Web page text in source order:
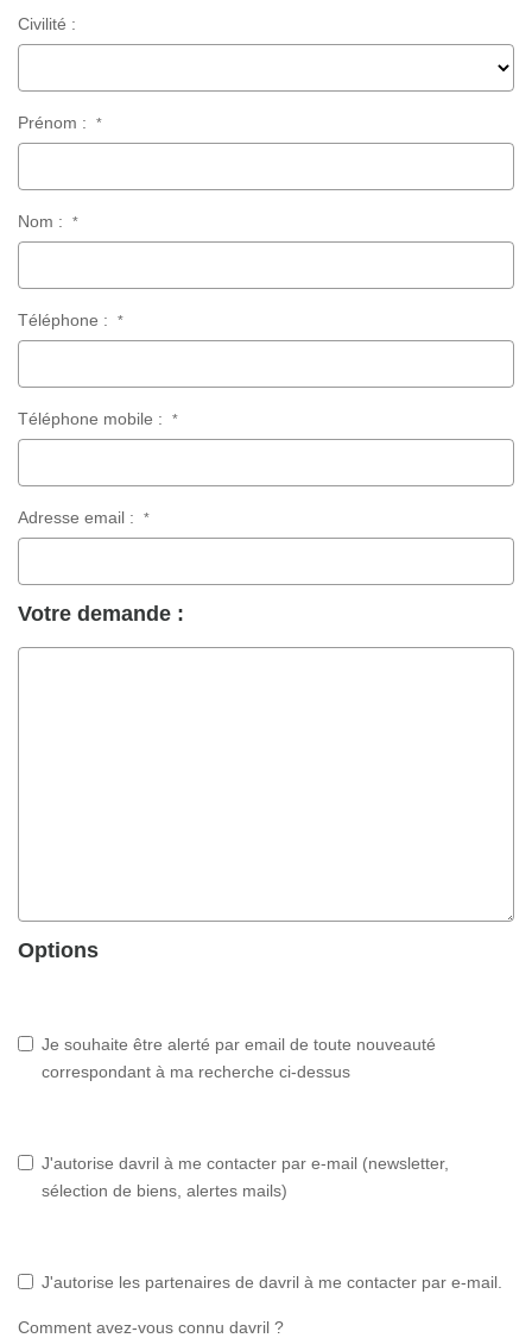
Civilité :
Prénom : *
Nom : *
Téléphone : *
Téléphone mobile : *
Adresse email : *
Votre demande :
Options
Je souhaite être alerté par email de toute nouveauté
correspondant à ma recherche ci-dessus
J'autorise davril à me contacter par e-mail (newsletter,
sélection de biens, alertes mails)
J'autorise les partenaires de davril à me contacter par e-mail.
Comment avez-vous connu davril ?